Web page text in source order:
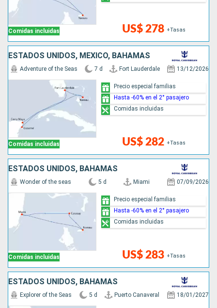
Comidas incluidas US$ 278 +Tasas
ESTADOS UNIDOS, MÉXICO, BAHAMAS
Comidas incluidas
Adventure of the Seas 7 d Fort Lauderdale 13/12/2026
US$ 282 +Tasas
Precio especial familias
Hasta -60% en el 2° pasajero
Comidas incluidas
ESTADOS UNIDOS, BAHAMAS
Comidas incluidas
Wonder of the seas 5 d Miami 07/09/2026
US$ 283 +Tasas
Precio especial familias
Hasta -60% en el 2° pasajero
Comidas incluidas
ESTADOS UNIDOS, BAHAMAS
Explorer of the Seas 5 d Puerto Canaveral 18/01/2027